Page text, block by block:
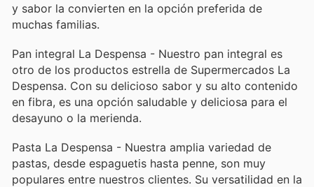
y sabor la convierten en la opción preferida de
muchas familias.
Pan integral La Despensa - Nuestro pan integral es
otro de los productos estrella de Supermercados La
Despensa. Con su delicioso sabor y su alto contenido
en fibra, es una opción saludable y deliciosa para el
desayuno o la merienda.
Pasta La Despensa - Nuestra amplia variedad de
pastas, desde espaguetis hasta penne, son muy
populares entre nuestros clientes. Su versatilidad en la